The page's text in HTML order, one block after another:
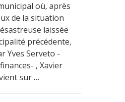
où, après
de la situation
laissée
précédente,
Yves Serveto -
, Xavier
sur …